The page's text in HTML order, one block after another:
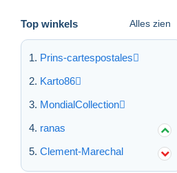
Top winkels Alles zien
Prins-cartespostales
Karto86
MondialCollection
ranas
Clement-Marechal